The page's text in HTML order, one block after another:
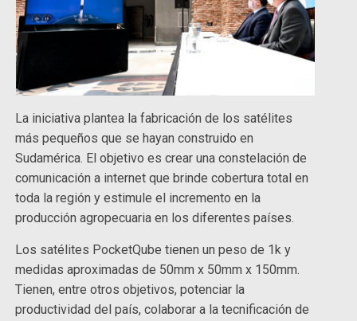
La iniciativa plantea la fabricación de los satélites
más pequeños que se hayan construido en
Sudamérica. El objetivo es crear una constelación de
comunicación a internet que brinde cobertura total en
toda la región y estimule el incremento en la
producción agropecuaria en los diferentes países.
Los satélites PocketQube tienen un peso de 1k y
medidas aproximadas de 50mm x 50mm x 150mm.
Tienen, entre otros objetivos, potenciar la
productividad del país, colaborar a la tecnificación de